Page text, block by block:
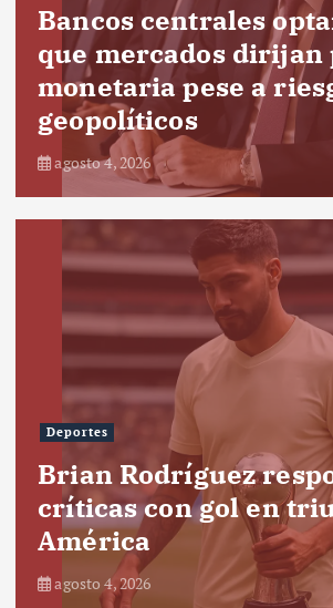
Bancos centrales
que mercados dirijan
monetaria pese a
geopolíticos
agosto 4, 2026
Deportes
Brian Rodríguez
críticas con gol en
América
agosto 4, 2026